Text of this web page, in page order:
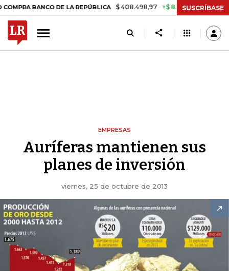
DE LA REPÚBLICA $ 408.498,97 +$ 8.753,81 +2,19% TASA
SUSCRÍBASE
EMPRESAS
Auríferas mantienen sus
planes de inversión
viernes, 25 de octubre de 2013